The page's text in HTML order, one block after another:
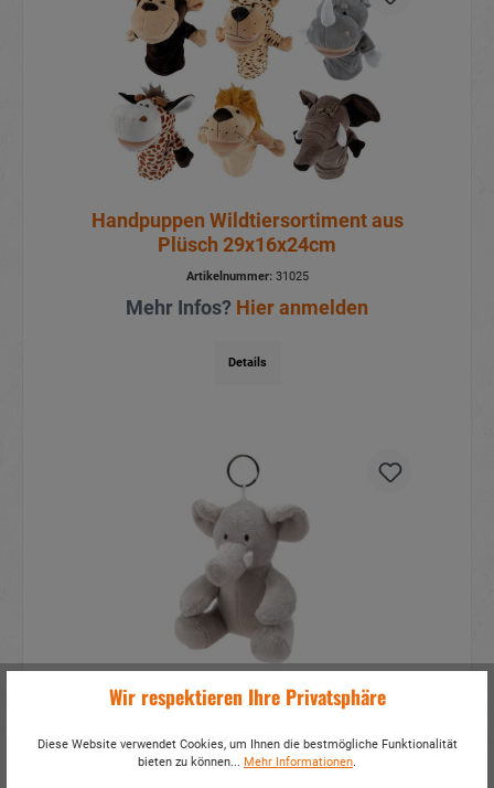
Handpuppen Wildtiersortiment aus
Plüsch 29x16x24cm
Artikelnummer:31025
Mehr Infos? Hier anmelden
Details
Schlüsselanhänger Elefant aus
Artikelnummer: 30909
Wir respektieren Ihre Privatsphäre
Diese Website verwendet Cookies, um Ihnen die bestmögliche Funktionalität
bieten zu können... Mehr Informationen.